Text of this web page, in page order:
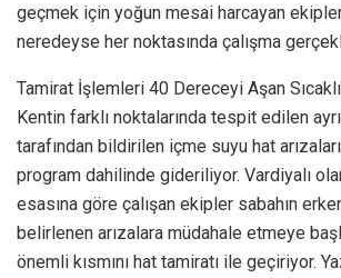
geçmek için yoğun mesai harcayan
neredeyse her noktasında çalışma
Tamirat İşlemleri 40 Dereceyi Aşan
Kentin farklı noktalarında tespit edilen
tarafından bildirilen içme suyu hat
program dahilinde gideriliyor. Vardiyalı
esasına göre çalışan ekipler sabahın
belirlenen arızalara müdahale etmeye
önemli kısmını hat tamiratı ile geçiriyor.